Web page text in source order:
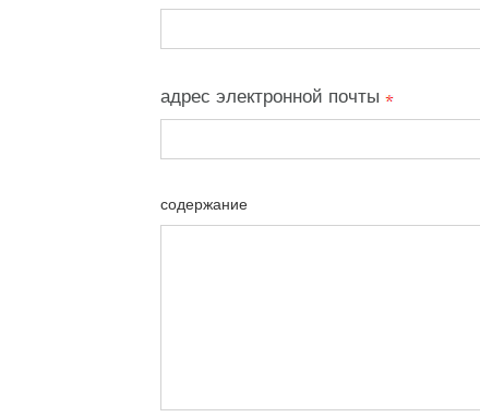
адрес электронной почты
содержание